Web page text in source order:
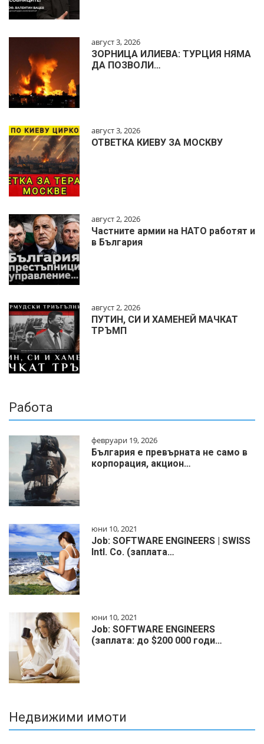
август 3, 2026
ЗОРНИЦА ИЛИЕВА: ТУРЦИЯ НЯМА
ДА ПОЗВОЛИ…
август 3, 2026
ОТВЕТКА КИЕВУ ЗА МОСКВУ
август 2, 2026
Частните армии на НАТО работят и
в България
август 2, 2026
ПУТИН, СИ И ХАМЕНЕЙ МАЧКАТ
ТРЪМП
Работа
февруари 19, 2026
България е превърната не само в
корпорация, акцион…
юни 10, 2021
Job: SOFTWARE ENGINEERS | SWISS
Intl. Co. (заплата…
юни 10, 2021
Job: SOFTWARE ENGINEERS
(заплата: до $200 000 годи…
Недвижими имоти